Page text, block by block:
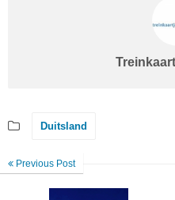
Duitsland
Previous Post